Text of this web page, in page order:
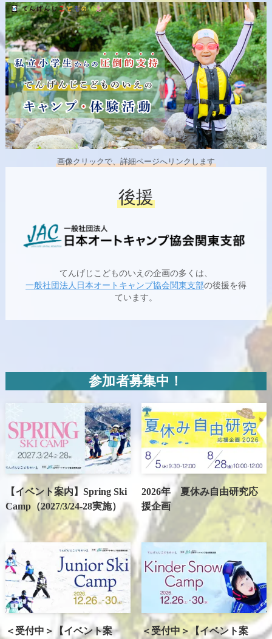
画像クリックで、詳細ページへリンクします
後援
てんげじこどものいえの企画の多くは、
一般社団法人日本オートキャンプ協会関東支部の後援を得
ています。
参加者募集中！
【イベント案内】Spring Ski
Camp（2027/3/24-28実施）
2026年 夏休み自由研究応
援企画
＜受付中＞【イベント案
＜受付中＞【イベント案